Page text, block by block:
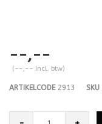
--,--
(--,-- Incl. btw)
ARTIKELCODE2913 SKU